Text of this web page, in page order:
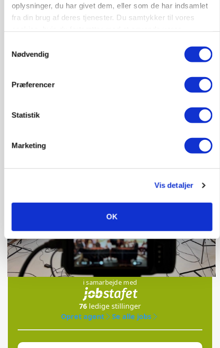
oplysninger, du har givet dem, eller som de har indsamlet
fra din brug af deres tjenester. Du samtykker til vores
Nødvendig
Præferencer
Statistik
Marketing
Vis detaljer
OK
Fra mark til mur: Byggeriet kan åbne nyt
BUSINESS
Loading...
Jobs
i samarbejde med
76 ledige stillinger
Opret agent
Se alle jobs